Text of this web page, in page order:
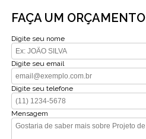
FAÇA UM ORÇAMENTO
Digite seu nome
Digite seu email
Digite seu telefone
Mensagem